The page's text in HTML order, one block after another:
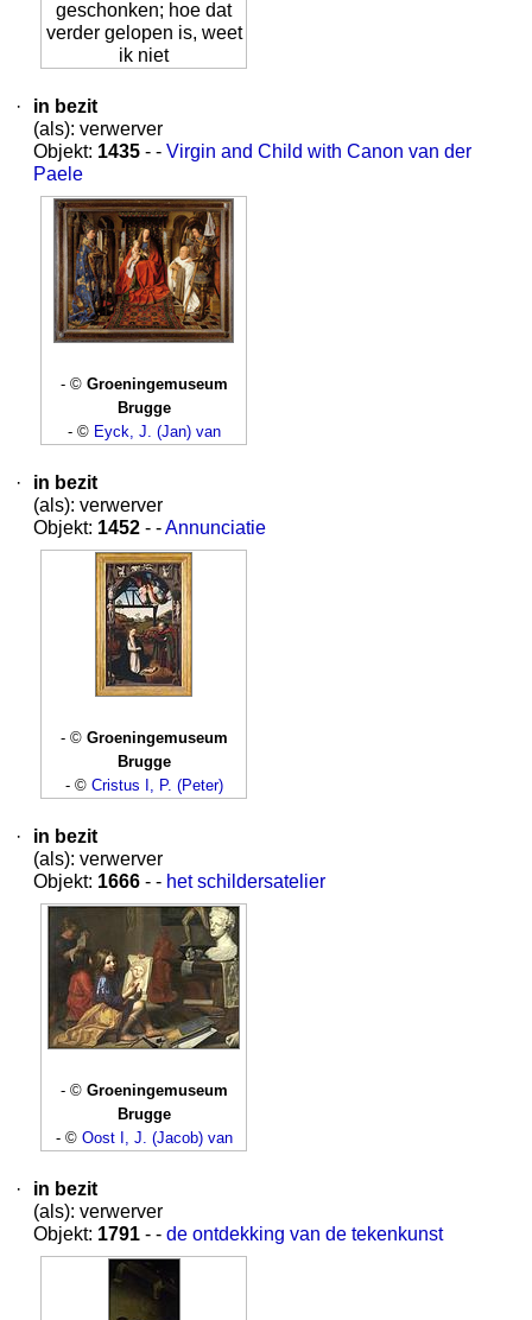
geschonken; hoe dat
verder gelopen is, weet
ik niet
·
in bezit
(als): verwerver
Objekt: 1435 - - Virgin and Child with Canon van der
Paele
- © Groeningemuseum
Brugge
- © Eyck, J. (Jan) van
·
in bezit
(als): verwerver
Objekt: 1452 - -Annunciatie
- © Groeningemuseum
Brugge
- © Cristus I, P. (Peter)
·
in bezit
(als): verwerver
Objekt: 1666 - - het schildersatelier
- © Groeningemuseum
Brugge
- © Oost I, J. (Jacob) van
·
in bezit
(als): verwerver
Objekt: 1791 - - de ontdekking van de tekenkunst